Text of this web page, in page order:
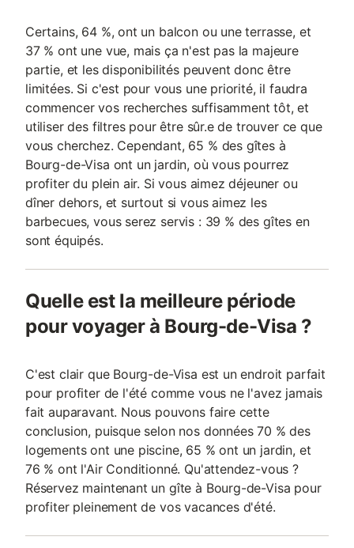
Certains, 64 %, ont un balcon ou une terrasse, et
37 % ont une vue, mais ça n'est pas la majeure
partie, et les disponibilités peuvent donc être
limitées. Si c'est pour vous une priorité, il faudra
commencer vos recherches suffisamment tôt, et
utiliser des filtres pour être sûr.e de trouver ce que
vous cherchez. Cependant, 65 % des gîtes à
Bourg-de-Visa ont un jardin, où vous pourrez
profiter du plein air. Si vous aimez déjeuner ou
dîner dehors, et surtout si vous aimez les
barbecues, vous serez servis : 39 % des gîtes en
sont équipés.
Quelle est la meilleure période
pour voyager à Bourg-de-Visa ?
C'est clair que Bourg-de-Visa est un endroit parfait
pour profiter de l'été comme vous ne l'avez jamais
fait auparavant. Nous pouvons faire cette
conclusion, puisque selon nos données 70 % des
logements ont une piscine, 65 % ont un jardin, et
76 % ont l'Air Conditionné. Qu'attendez-vous ?
Réservez maintenant un gîte à Bourg-de-Visa pour
profiter pleinement de vos vacances d'été.